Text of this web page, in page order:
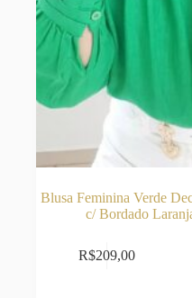
Blusa Feminina Verde
c/ Bordado
R$209,00